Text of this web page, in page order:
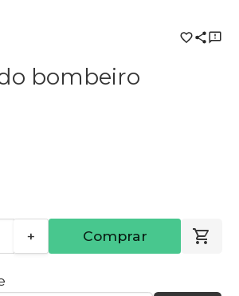
bombeiro
+ Comprar